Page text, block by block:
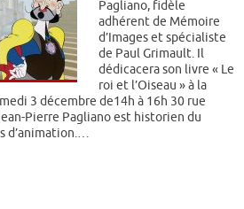
Pagliano, fidèle
adhérent de Mémoire
d’Images et spécialiste
de Paul Grimault. Il
dédicacera son livre « Le
roi et l’Oiseau » à la
3 décembre de14h à 16h 30 rue
Pierre Pagliano est historien du
d’animation.…